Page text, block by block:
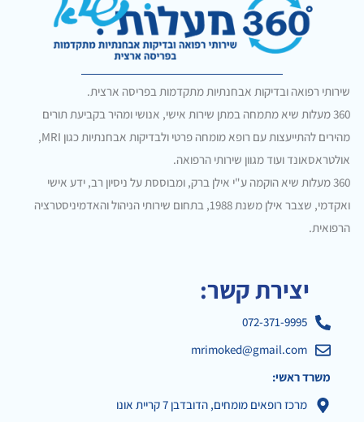
שירותי רפואה ובדיקות אבחנתיות מתקדמות בפריסה ארצית.
360 מעלות שיא מתמחה במתן שירות אישי, אנושי ומהיר בקביעת תורים
מהירים להתייעצות עם רופא מומחה פרטי ולבדיקות אבחנתיות כגון MRI,
אולטראסאונד ועוד מגוון שירותי הרפואה.
360 מעלות שיא הוקמה ע"י אילן ברק, ומבוססת על ניסיון רב, ידע אישי
ואקדמי, שצבר אילן משנת 1988, בתחום שירותי הניהול והאדמיניסטרציה
הרפואית.
יצירת קשר:
072-371-9995
mrimoked@gmail.com
משרד ראשי:
מרכז רופאים מומחים, הדובדבן 7 קריית אונו